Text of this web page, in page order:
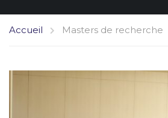
Accueil Masters de recherche